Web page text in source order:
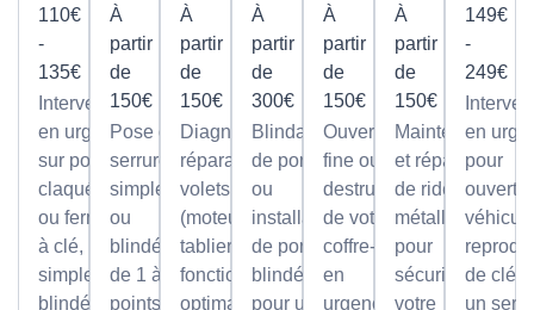
110€
-
135€
Intervention
en urgence
sur portes
claquées
ou fermées
à clé,
simples ou
blindées
À
partir
de
150€
Pose de
serrures,
simples
ou
blindée
de 1 à 5
points,
À
partir
de
150€
Diagnostic et
réparation de
volets roulants
(moteur ou
tablier) pour un
fonctionnement
optimal.
À
partir
de
300€
Blindage
de porte
ou
installation
de portes
blindées
pour une
À
partir
de
150€
Ouverture
fine ou par
destruction
de votre
coffre-fort
en
urgence.
À
partir
de
150€
Maintenance
et réparation
de rideaux
métalliques
pour
sécuriser
votre
149€
-
249€
en
pour
de clé
un